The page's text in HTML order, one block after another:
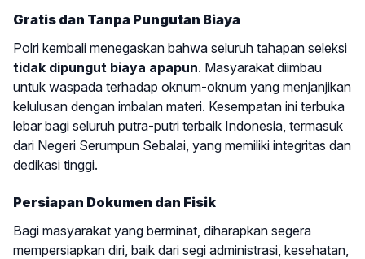
Gratis dan Tanpa Pungutan Biaya
Polri kembali menegaskan bahwa seluruh tahapan seleksi
tidak dipungut biaya apapun. Masyarakat diimbau
untuk waspada terhadap oknum-oknum yang menjanjikan
kelulusan dengan imbalan materi. Kesempatan ini terbuka
lebar bagi seluruh putra-putri terbaik Indonesia, termasuk
dari Negeri Serumpun Sebalai, yang memiliki integritas dan
dedikasi tinggi.
Persiapan Dokumen dan Fisik
Bagi masyarakat yang berminat, diharapkan segera
mempersiapkan diri, baik dari segi administrasi, kesehatan,